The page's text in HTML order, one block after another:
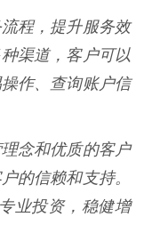
程，提升服务效
渠道，客户可以
作、查询账户信
念和优质的客户
的信赖和支持。
业投资，稳健增